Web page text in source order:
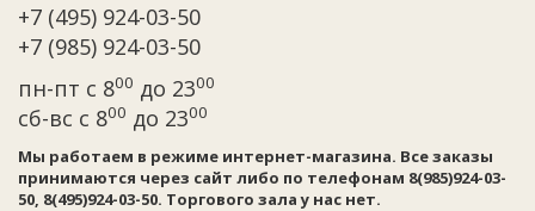
+7 (495) 924-03-50
+7 (985) 924-03-50
пн-пт с 800 до 2300
сб-вс с 800 до 2300
Мы работаем в режиме интернет-магазина. Все заказы
принимаются через сайт либо по телефонам 8(985)924-03-
50, 8(495)924-03-50. Торгового зала у нас нет.